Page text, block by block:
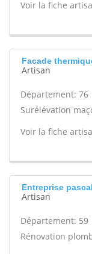
Voir la fiche
Facade
Artisan
Département: 76
Surélévation
Voir la fiche
Entreprise
Artisan
Département: 59
Rénovation